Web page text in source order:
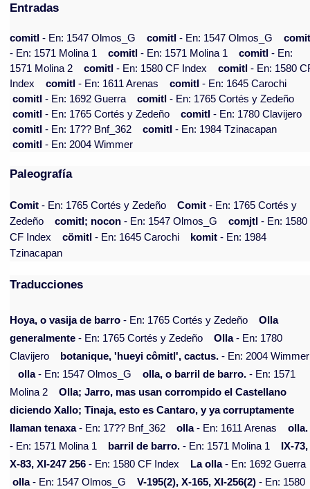
Entradas
comitl- En: 1547 Olmos_G comitl- En: 1547 Olmos_G
- En: 1571 Molina 1
comitl- En: 1571 Molina 1 comitl- En:
1571 Molina 2
comitl- En: 1580 CF Index comitl- En: 1580
Index
comitl- En: 1611 Arenas comitl- En: 1645 Carochi
comitl- En: 1692 Guerra comitl- En: 1765 Cortés y Zedeño
comitl- En: 1765 Cortés y Zedeño comitl- En: 1780 Clavijero
comitl- En: 17?? Bnf_362 comitl- En: 1984 Tzinacapan
comitl- En: 2004 Wimmer
Paleografía
Comit - En: 1765 Cortés y Zedeño Comit - En: 1765 Cortés y
Zedeño
comitl; nocon - En: 1547 Olmos_G comjtl - En: 1580
CF Index
cömitl - En: 1645 Carochi komit - En: 1984
Tzinacapan
Traducciones
Hoya, o vasija de barro - En: 1765 Cortés y Zedeño
Olla
generalmente - En: 1765 Cortés y Zedeño Olla- En: 1780
Clavijero
botanique, 'hueyi cômitl', cactus. - En: 2004 Wimmer
olla- En: 1547 Olmos_G olla, o barril de barro. - En: 1571
Molina 2
Olla; Jarro, mas usan corrompido el Castellano
diciendo Xallo; Tinaja, esto es Cantaro, y ya corruptamente
llaman tenaxa- En: 17?? Bnf_362 olla- En: 1611 Arenas
olla.
- En: 1571 Molina 1
barril de barro. - En: 1571 Molina 1
IX-73,
X-83, XI-247 256 - En: 1580 CF Index La olla- En: 1692 Guerra
olla- En: 1547 Olmos_G V-195(2), X-165, XI-256(2) - En: 1580